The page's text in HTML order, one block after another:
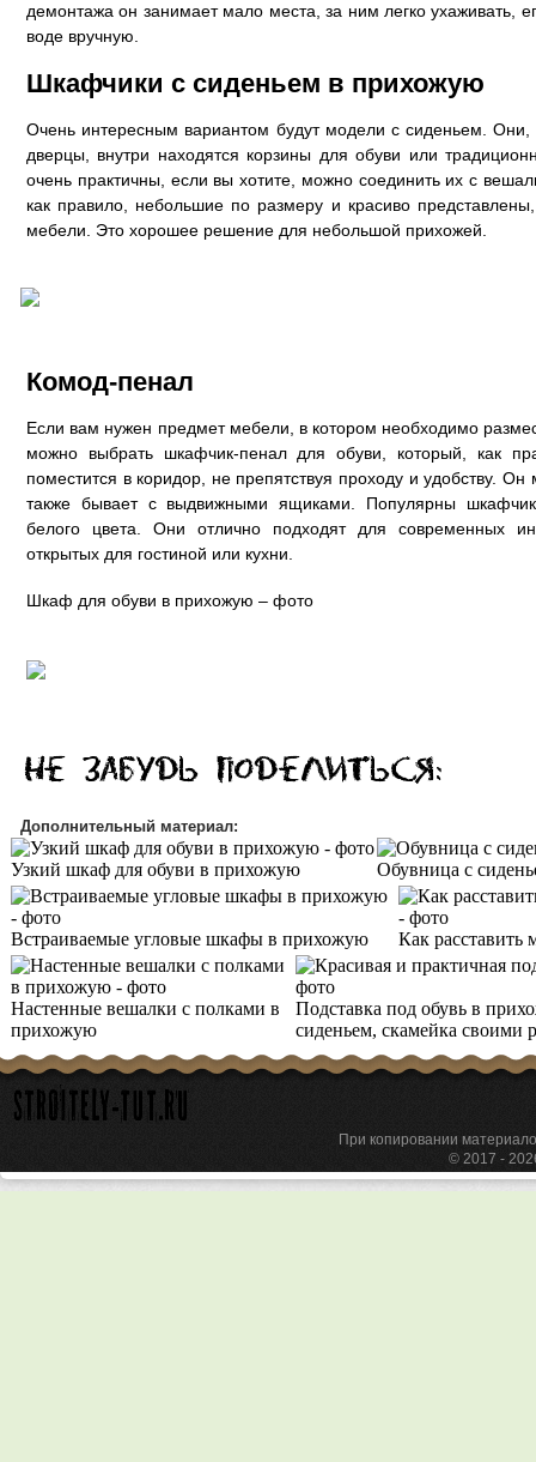
демонтажа он занимает мало места, за ним легко ухаживать,
воде вручную.
Шкафчики с сиденьем в прихожую
Очень интересным вариантом будут модели с сиденьем.
дверцы, внутри находятся корзины для обуви или
очень практичны, если вы хотите, можно соединить их с
как правило, небольшие по размеру и красиво
мебели. Это хорошее решение для небольшой прихожей.
Комод-пенал
Если вам нужен предмет мебели, в котором необходимо
можно выбрать шкафчик-пенал для обуви, который, как
поместится в коридор, не препятствуя проходу и удобству. Он
также бывает с выдвижными ящиками. Популярны
белого цвета. Они отлично подходят для современных
открытых для гостиной или кухни.
Шкаф для обуви в прихожую – фото
Дополнительный материал:
Узкий шкаф для обуви в прихожую Обувница с
Встраиваемые угловые шкафы в прихожую Как расставить
Настенные вешалки с полками в
прихожую
Подставка под обувь в
сиденьем, скамейка своими
При копировании
© 2017 -